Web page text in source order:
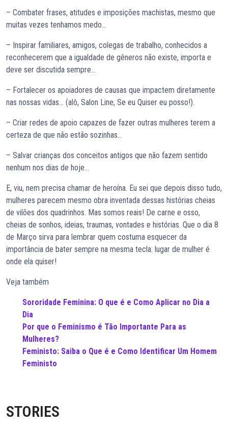
– Combater frases, atitudes e imposições machistas, mesmo que
muitas vezes tenhamos medo…
– Inspirar familiares, amigos, colegas de trabalho, conhecidos a
reconhecerem que a igualdade de gêneros não existe, importa e
deve ser discutida sempre…
– Fortalecer os apoiadores de causas que impactem diretamente
nas nossas vidas… (alô, Salon Line, Se eu Quiser eu posso!).
– Criar redes de apoio capazes de fazer outras mulheres terem a
certeza de que não estão sozinhas…
– Salvar crianças dos conceitos antigos que não fazem sentido
nenhum nos dias de hoje…
E, viu, nem precisa chamar de heroína. Eu sei que depois disso tudo,
mulheres parecem mesmo obra inventada dessas histórias cheias
de vilões dos quadrinhos. Mas somos reais! De carne e osso,
cheias de sonhos, ideias, traumas, vontades e histórias. Que o dia 8
de Março sirva para lembrar quem costuma esquecer da
importância de bater sempre na mesma tecla: lugar de mulher é
onde ela quiser!
Veja também
Sororidade Feminina: O que é e Como Aplicar no Dia a
Dia
Por que o Feminismo é Tão Importante Para as
Mulheres?
Feministo: Saiba o Que é e Como Identificar Um Homem
Feministo
STORIES